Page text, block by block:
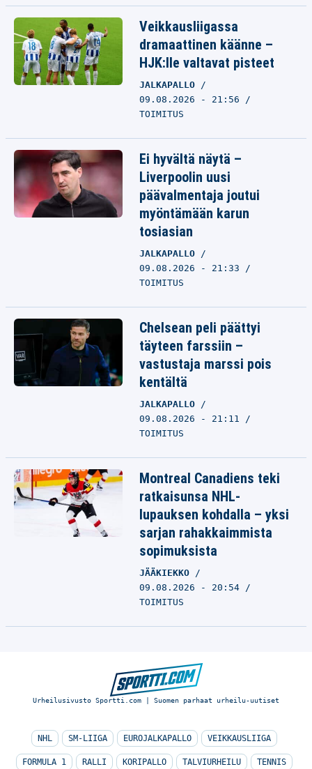
Veikkausliigassa
dramaattinen käänne –
HJK:lle valtavat pisteet
JALKAPALLO
09.08.2026 - 21:56
TOIMITUS
Ei hyvältä näytä –
Liverpoolin uusi
päävalmentaja joutui
myöntämään karun
tosiasian
JALKAPALLO
09.08.2026 - 21:33
TOIMITUS
Chelsean peli päättyi
täyteen farssiin –
vastustaja marssi pois
kentältä
JALKAPALLO
09.08.2026 - 21:11
TOIMITUS
Montreal Canadiens teki
ratkaisunsa NHL-
lupauksen kohdalla – yksi
sarjan rahakkaimmista
sopimuksista
JÄÄKIEKKO
09.08.2026 - 20:54
TOIMITUS
Urheilusivusto Sportti.com | Suomen parhaat urheilu-uutiset
NHL SM-LIIGA EUROJALKAPALLO VEIKKAUSLIIGA
FORMULA 1 RALLI KORIPALLO TALVIURHEILU TENNIS